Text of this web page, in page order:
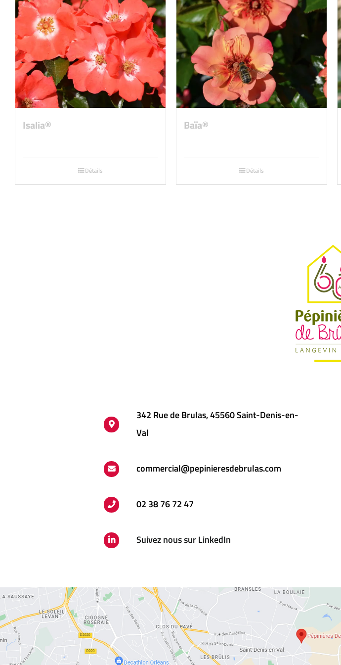
Isalia®
Détails
Baïa®
Détails
342 Rue de Brulas, 45560 Saint-Denis-en-
Val
commercial@pepinieresdebrulas.com
02 38 76 72 47
Suivez nous sur LinkedIn